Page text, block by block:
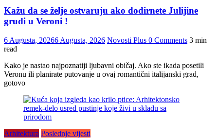
Kažu da se želje ostvaruju ako dodirnete Julijine
grudi u Veroni !
6 Augusta, 20266 Augusta, 2026 Novosti Plus 0 Comments 3 min
read
Kako je nastao najpoznatiji ljubavni običaj. Ako ste ikada posetili
Veronu ili planirate putovanje u ovaj romantični italijanski grad,
gotovo
Arhitektura Poslednje vijesti